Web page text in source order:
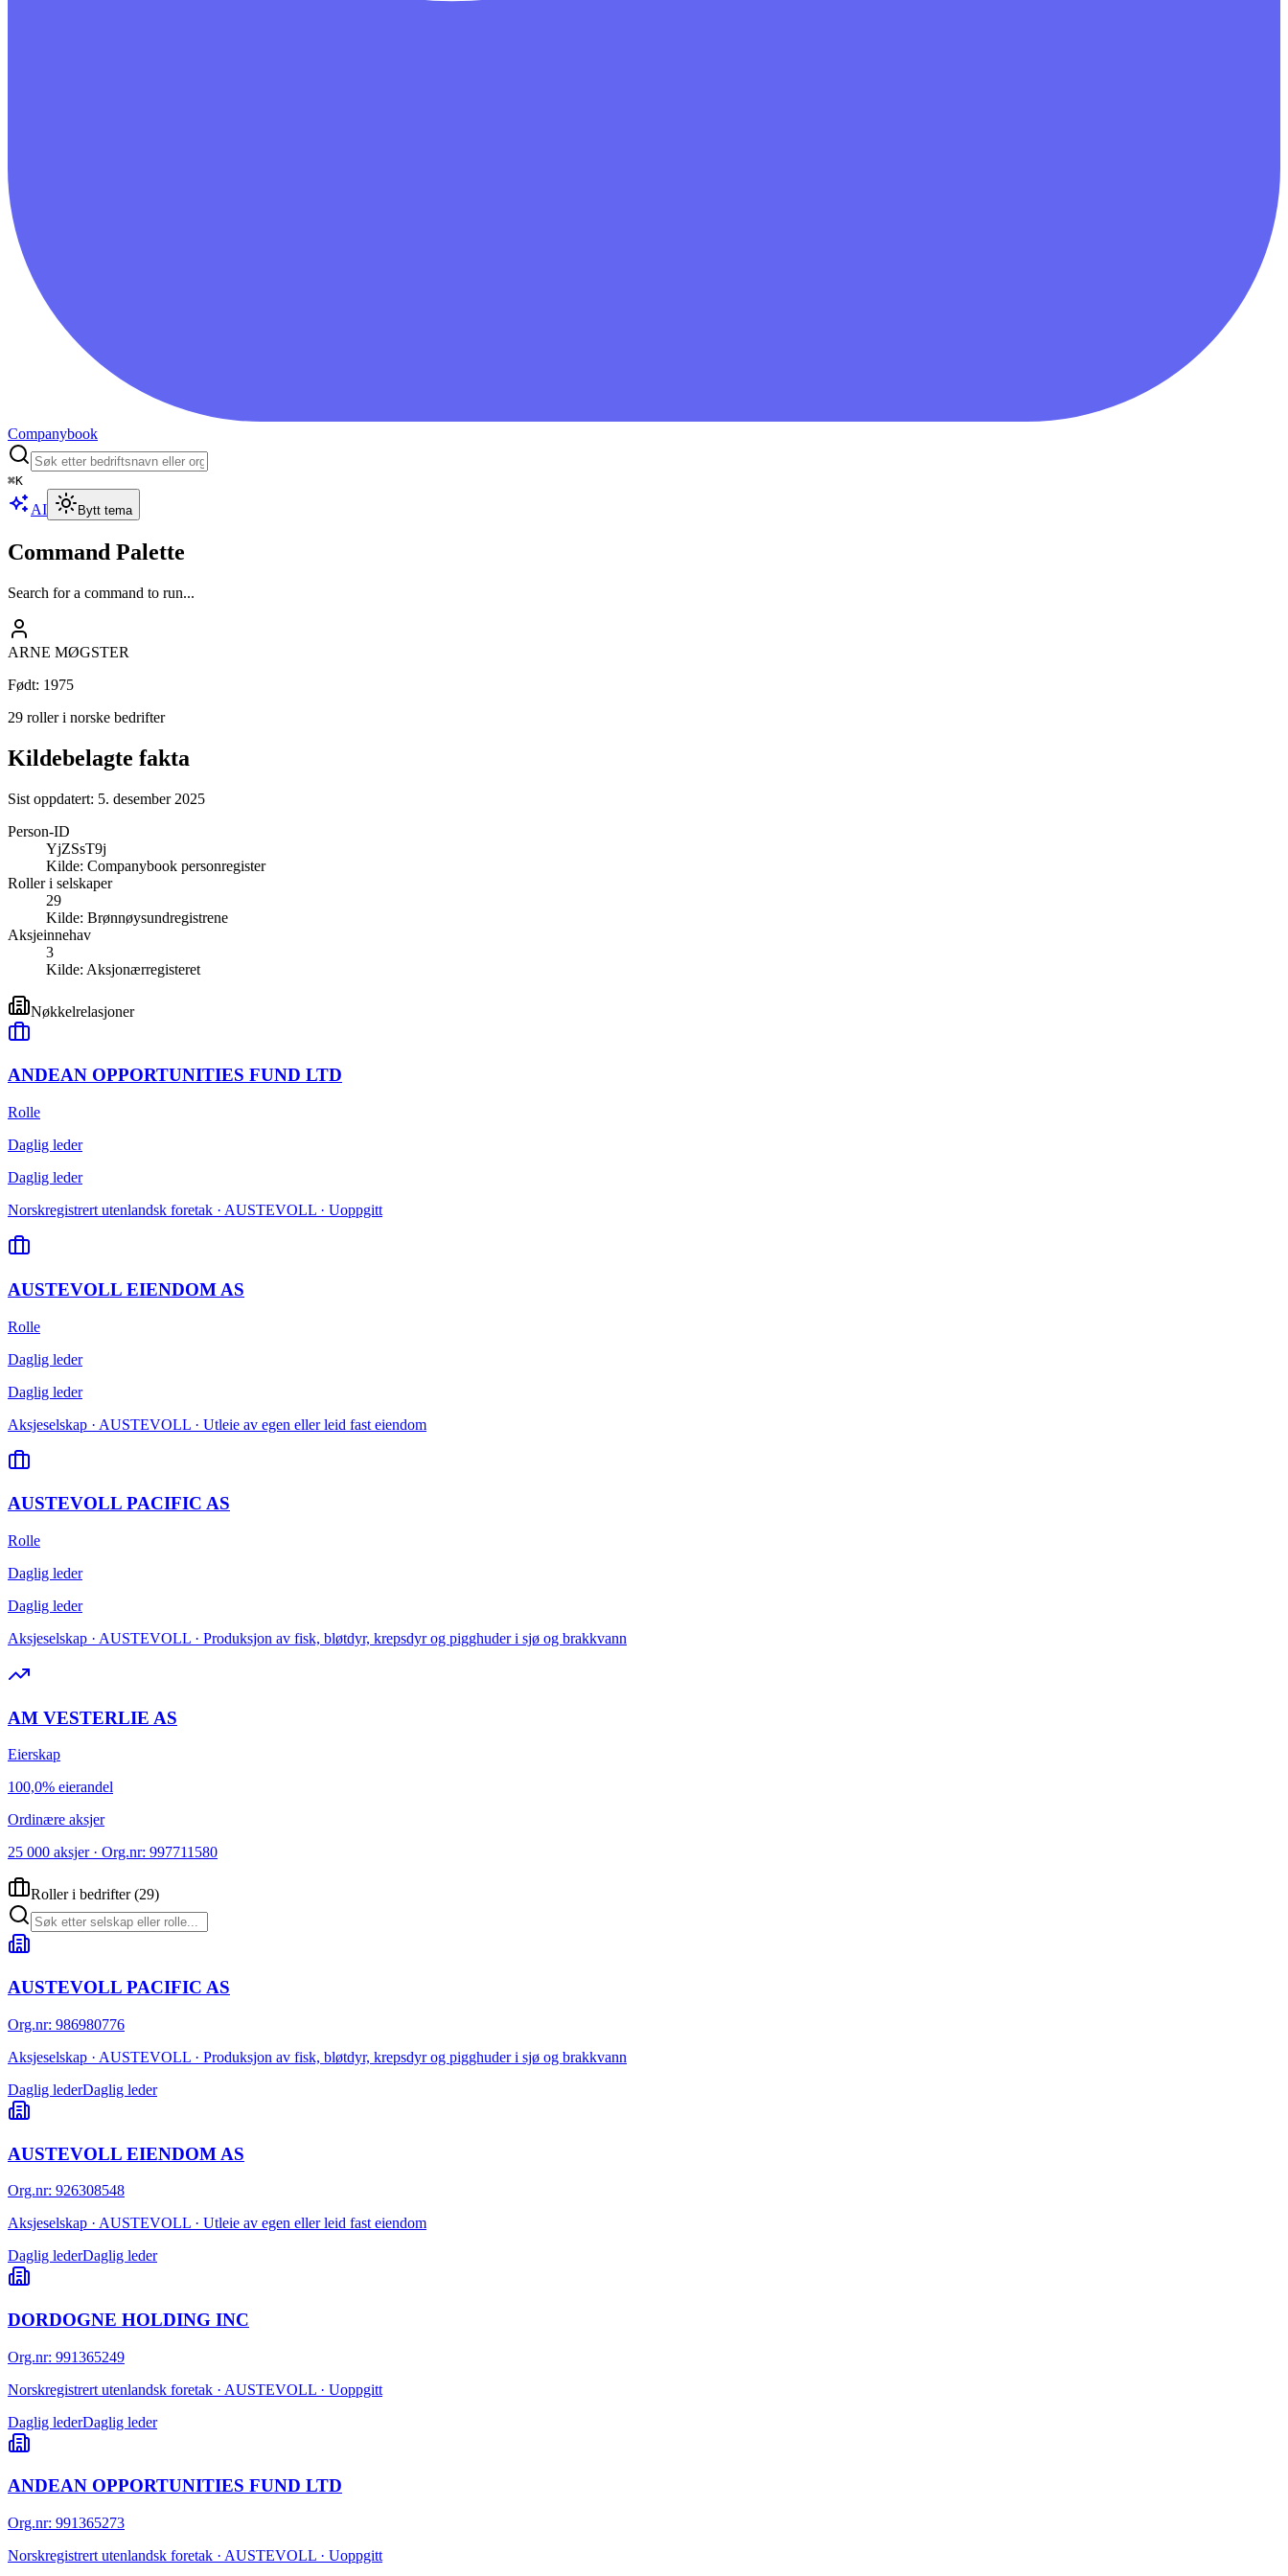
Companybook
⌘K
AI Bytt tema
Command Palette
Search for a command to run...
ARNE MØGSTER
Født: 1975
29 roller i norske bedrifter
Kildebelagte fakta
Sist oppdatert: 5. desember 2025
Person-ID
YjZSsT9j
Kilde: Companybook personregister
Roller i selskaper
29
Kilde: Brønnøysundregistrene
Aksjeinnehav
3
Kilde: Aksjonærregisteret
Nøkkelrelasjoner
ANDEAN OPPORTUNITIES FUND LTD
Rolle
Daglig leder
Daglig leder
Norskregistrert utenlandsk foretak · AUSTEVOLL · Uoppgitt
AUSTEVOLL EIENDOM AS
Rolle
Daglig leder
Daglig leder
Aksjeselskap · AUSTEVOLL · Utleie av egen eller leid fast eiendom
AUSTEVOLL PACIFIC AS
Rolle
Daglig leder
Daglig leder
Aksjeselskap · AUSTEVOLL · Produksjon av fisk, bløtdyr, krepsdyr og pigghuder i sjø og brakkvann
AM VESTERLIE AS
Eierskap
100,0% eierandel
Ordinære aksjer
25 000 aksjer · Org.nr: 997711580
Roller i bedrifter(29)
AUSTEVOLL PACIFIC AS
Org.nr: 986980776
Aksjeselskap · AUSTEVOLL · Produksjon av fisk, bløtdyr, krepsdyr og pigghuder i sjø og brakkvann
Daglig lederDaglig leder
AUSTEVOLL EIENDOM AS
Org.nr: 926308548
Aksjeselskap · AUSTEVOLL · Utleie av egen eller leid fast eiendom
Daglig lederDaglig leder
DORDOGNE HOLDING INC
Org.nr: 991365249
Norskregistrert utenlandsk foretak · AUSTEVOLL · Uoppgitt
Daglig lederDaglig leder
ANDEAN OPPORTUNITIES FUND LTD
Org.nr: 991365273
Norskregistrert utenlandsk foretak · AUSTEVOLL · Uoppgitt